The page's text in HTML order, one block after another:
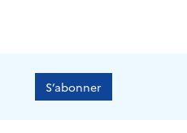
S’abonner